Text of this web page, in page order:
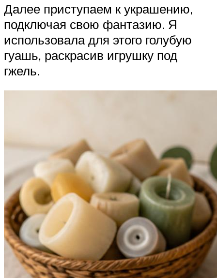
Далее приступаем к украшению,
подключая свою фантазию. Я
использовала для этого голубую
гуашь, раскрасив игрушку под
гжель.